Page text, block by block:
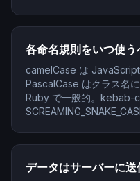
各命名規則をいつ使う
camelCase は
PascalCase はクラス名
Ruby で一般的。kebab-
データはサーバーに送